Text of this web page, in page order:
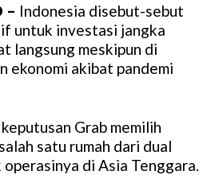
– Indonesia disebut-sebut
untuk investasi jangka
langsung meskipun di
ekonomi akibat pandemi
Grab memilih
satu rumah dari dual
di Asia Tenggara.